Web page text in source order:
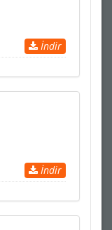
İndir
İndir